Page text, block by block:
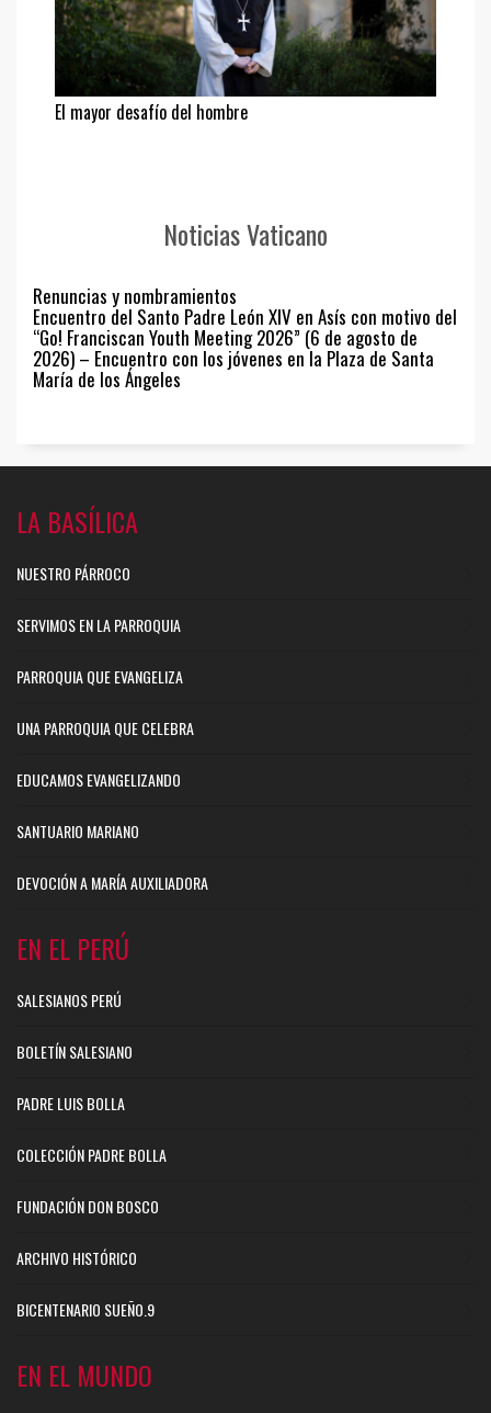
El mayor desafío del hombre
Noticias Vaticano
Renuncias y nombramientos
Encuentro del Santo Padre León XIV en Asís con motivo del
“Go! Franciscan Youth Meeting 2026” (6 de agosto de
2026) – Encuentro con los jóvenes en la Plaza de Santa
María de los Ángeles
LA BASÍLICA
NUESTRO PÁRROCO
SERVIMOS EN LA PARROQUIA
PARROQUIA QUE EVANGELIZA
UNA PARROQUIA QUE CELEBRA
EDUCAMOS EVANGELIZANDO
SANTUARIO MARIANO
DEVOCIÓN A MARÍA AUXILIADORA
EN EL PERÚ
SALESIANOS PERÚ
BOLETÍN SALESIANO
PADRE LUIS BOLLA
COLECCIÓN PADRE BOLLA
FUNDACIÓN DON BOSCO
ARCHIVO HISTÓRICO
BICENTENARIO SUEÑO.9
EN EL MUNDO